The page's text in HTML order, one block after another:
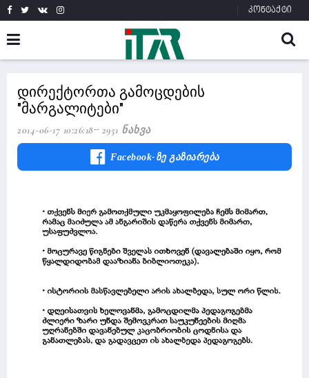
კონტაქტი
დირექტორთა გამოცდების
"მარგალიტები"
2014-06-17 10:26:18 2951 Ნახვა
Facebook-Ზე Გაზიარება